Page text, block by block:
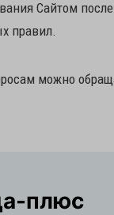
Сайтом
правил.
можно
плюс